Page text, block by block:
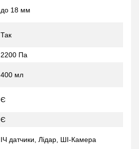
до 18 мм
Так
2200 Па
400 мл
Є
Є
ІЧ датчики, Лідар, ШІ-Камера